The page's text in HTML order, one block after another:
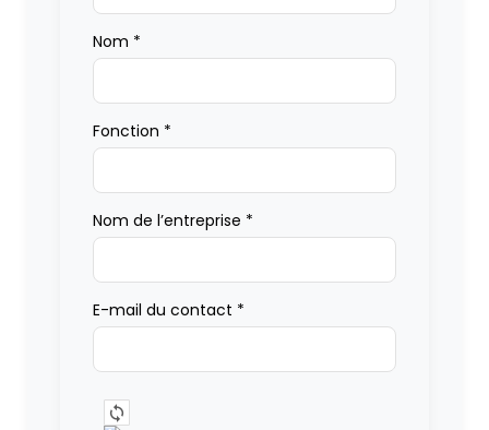
Nom *
Fonction *
Nom de l’entreprise *
E-mail du contact *